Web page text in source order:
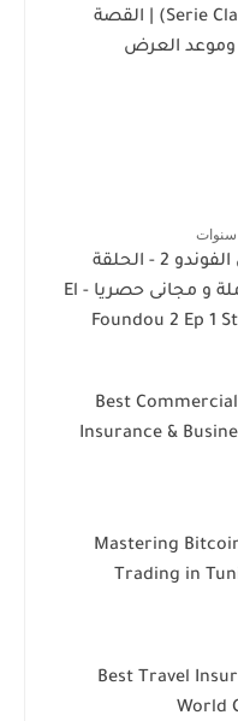
2026 (Serie Clash) | القصة
وموعد العرض
سنوات
مسلسل الفوندو 2 - الحلقة
الأولى كاملة و مجانى حصريا - El
Foundou 2 Ep 1
Best
Insurance &
Mastering
Trading in
Best Travel
World